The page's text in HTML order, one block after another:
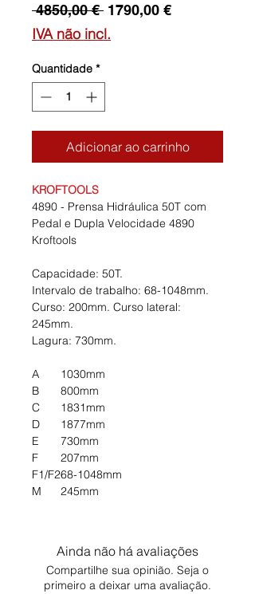
4850,00 € Preço
normal
1790,00 €Preço
IVA não incl.
Quantidade *
Adicionar ao carrinho
KROFTOOLS
4890 - Prensa Hidráulica 50T com
Pedal e Dupla Velocidade 4890
Kroftools
Capacidade: 50T.
Intervalo de trabalho: 68-1048mm.
Curso: 200mm. Curso lateral:
245mm.
Lagura: 730mm.
A
1030mm
B
800mm
C
1831mm
D
1877mm
E
730mm
F
207mm
F1/F268-1048mm
M
245mm
Ainda não há avaliações
Compartilhe sua opinião. Seja o
primeiro a deixar uma avaliação.